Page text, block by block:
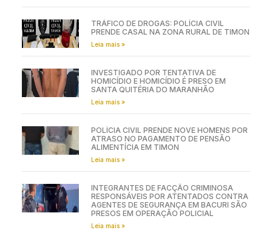
TRÁFICO DE DROGAS: POLÍCIA CIVIL
PRENDE CASAL NA ZONA RURAL DE TIMON
Leia mais »
INVESTIGADO POR TENTATIVA DE
HOMICÍDIO E HOMICÍDIO É PRESO EM
SANTA QUITÉRIA DO MARANHÃO
Leia mais »
POLÍCIA CIVIL PRENDE NOVE HOMENS POR
ATRASO NO PAGAMENTO DE PENSÃO
ALIMENTÍCIA EM TIMON
Leia mais »
INTEGRANTES DE FACÇÃO CRIMINOSA
RESPONSÁVEIS POR ATENTADOS CONTRA
AGENTES DE SEGURANÇA EM BACURI SÃO
PRESOS EM OPERAÇÃO POLICIAL
Leia mais »